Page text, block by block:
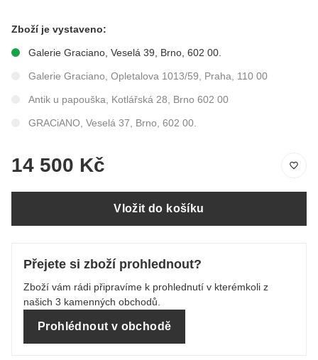
Zboží je vystaveno:
Galerie Graciano, Veselá 39, Brno, 602 00.
Galerie Graciano, Opletalova 1013/59, Praha, 110 00
Antik u papouška, Kotlářská 28, Brno 602 00
GRACiANO, Veselá 37, Brno, 602 00.
14 500 Kč
Vložit do košíku
Přejete si zboží prohlednout?
Zboží vám rádi připravíme k prohlednutí v kterémkoli z
našich 3 kamenných obchodů.
Prohlédnout v obchodě